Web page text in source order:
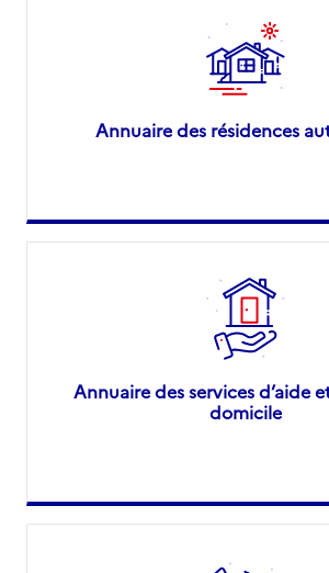
Annuaire des résidences
Annuaire des services d’aide
domicile